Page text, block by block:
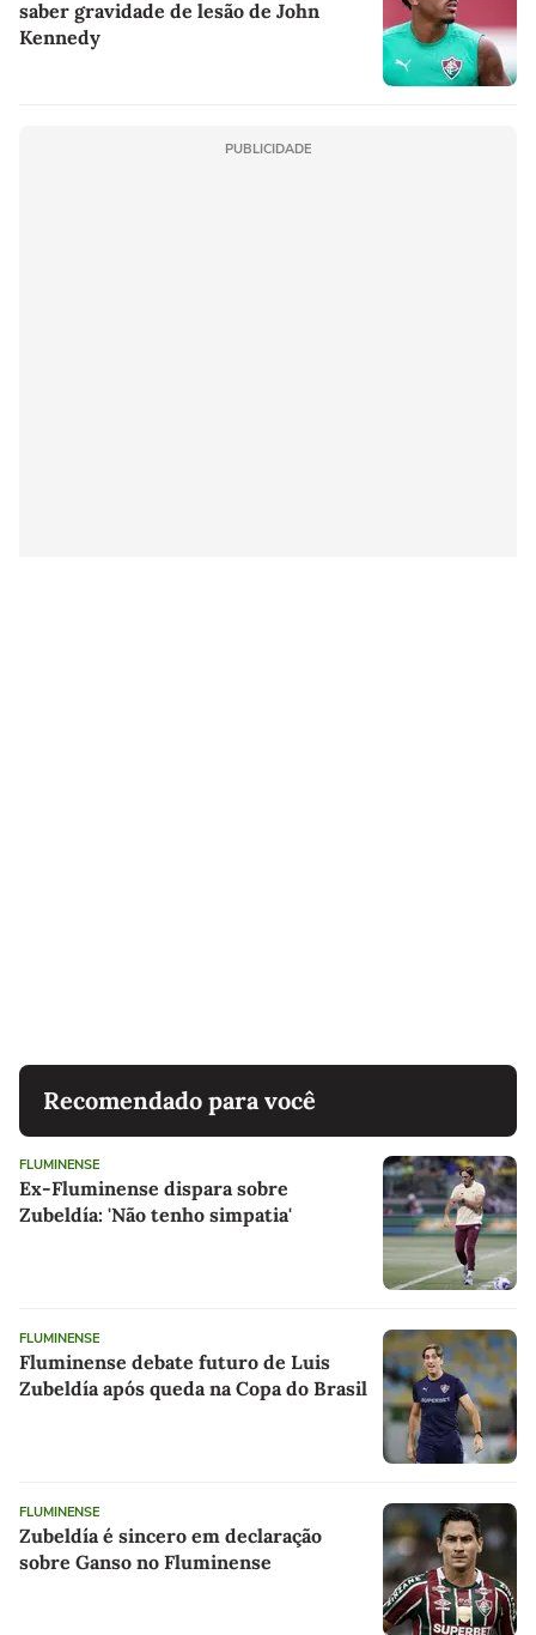
saber gravidade de lesão de John
Kennedy
PUBLICIDADE
Recomendado para você
FLUMINENSE
Ex-Fluminense dispara sobre
Zubeldía: 'Não tenho simpatia'
FLUMINENSE
Fluminense debate futuro de Luis
Zubeldía após queda na Copa do Brasil
FLUMINENSE
Zubeldía é sincero em declaração
sobre Ganso no Fluminense